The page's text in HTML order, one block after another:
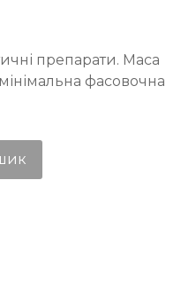
препарати. Маса
фасовочна